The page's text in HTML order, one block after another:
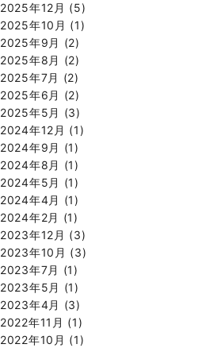
2025年12月 (5)
2025年10月 (1)
2025年9月 (2)
2025年8月 (2)
2025年7月 (2)
2025年6月 (2)
2025年5月 (3)
2024年12月 (1)
2024年9月 (1)
2024年8月 (1)
2024年5月 (1)
2024年4月 (1)
2024年2月 (1)
2023年12月 (3)
2023年10月 (3)
2023年7月 (1)
2023年5月 (1)
2023年4月 (3)
2022年11月 (1)
2022年10月 (1)